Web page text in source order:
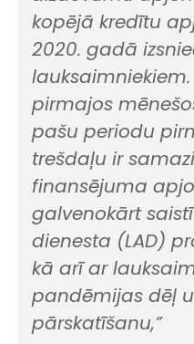
kopējā kredītu
2020. gadā
pirmajos
pašu periodu
trešdaļu ir
finansējuma
galvenokārt
dienesta (LAD)
kā arī ar
pandēmijas dēļ
pārskatīšanu,”